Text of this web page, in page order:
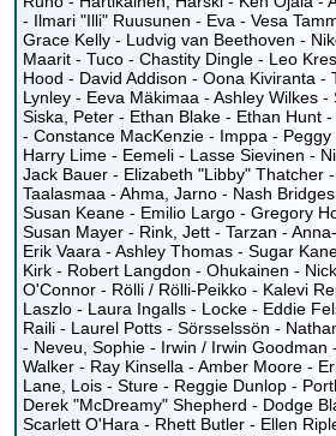
- Ilmari "Illi" Ruusunen - Eva - Vesa
Grace Kelly - Ludvig van Beethoven -
Maarit - Tuco - Chastity Dingle - Leo
Hood - David Addison - Oona Kiviranta -
Lynley - Eeva Mäkimaa - Ashley Wilkes
Siska, Peter - Ethan Blake - Ethan Hunt
- Constance MacKenzie - Imppa -
Harry Lime - Eemeli - Lasse Sievinen -
Jack Bauer - Elizabeth "Libby" Thatcher
Taalasmaa - Ahma, Jarno - Nash
Susan Keane - Emilio Largo - Gregory
Susan Mayer - Rink, Jett - Tarzan -
Erik Vaara - Ashley Thomas - Sugar
Kirk - Robert Langdon - Ohukainen -
O'Connor - Rölli / Rölli-Peikko - Kalevi
Laszlo - Laura Ingalls - Locke - Eddie
Raili - Laurel Potts - Sörsselssön -
- Neveu, Sophie - Irwin / Irwin Goodman
Walker - Ray Kinsella - Amber Moore -
Lane, Lois - Sture - Reggie Dunlop -
Derek "McDreamy" Shepherd - Dodge
Scarlett O'Hara - Rhett Butler - Ellen